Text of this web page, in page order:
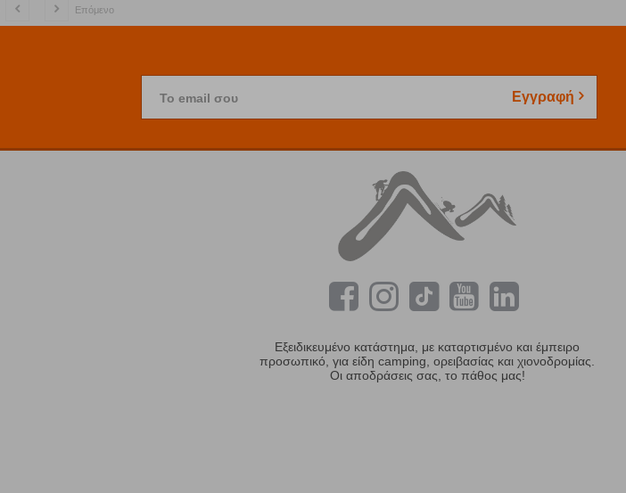
Επόμενο
Το email σου Εγγραφή
Εξειδικευμένο κατάστημα, με καταρτισμένο και έμπειρο
προσωπικό, για είδη camping, ορειβασίας και χιονοδρομίας.
Οι αποδράσεις σας, το πάθος μας!